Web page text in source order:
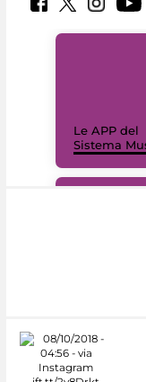
Le APP del
Sistema